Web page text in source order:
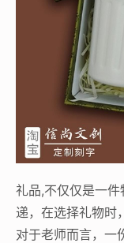
礼品,不仅仅是一
递，在选择礼物时
对于老师而言，一